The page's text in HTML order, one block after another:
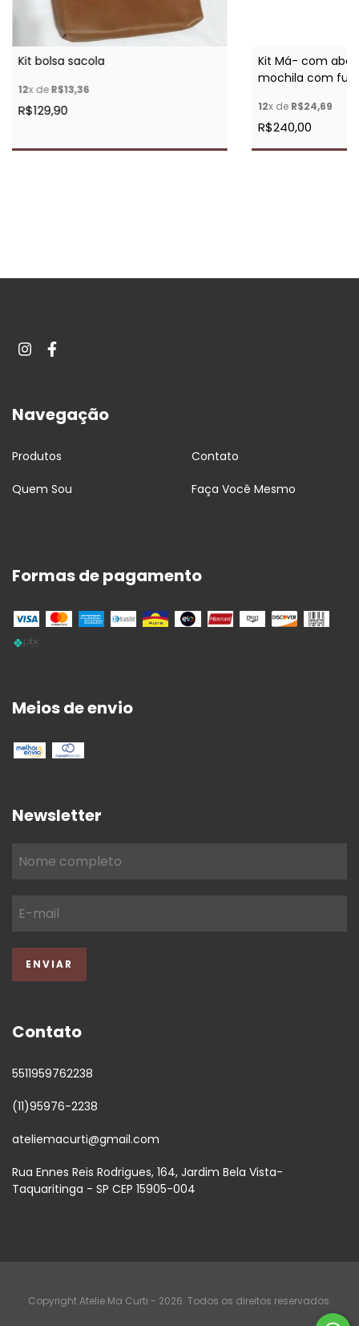
Kit bolsa sacola
12x deR$13,36
R$129,90
Kit Má- com
mochila com
12x de R$24,69
R$240,00
Navegação
Produtos Contato
Quem Sou Faça Você Mesmo
Formas de pagamento
Meios de envio
Newsletter
Contato
5511959762238
(11)95976-2238
ateliemacurti@gmail.com
Rua Ennes Reis Rodrigues, 164, Jardim Bela Vista-
Taquaritinga - SP CEP 15905-004
Copyright Atelie Ma Curti - 2026. Todos os direitos reservados.